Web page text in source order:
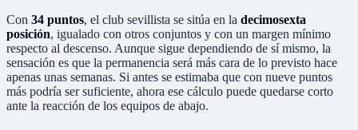
Con 34 puntos, el club sevillista se sitúa en la decimosexta
posición, igualado con otros conjuntos y con un margen mínimo
respecto al descenso. Aunque sigue dependiendo de sí mismo, la
sensación es que la permanencia será más cara de lo previsto hace
apenas unas semanas. Si antes se estimaba que con nueve puntos
más podría ser suficiente, ahora ese cálculo puede quedarse corto
ante la reacción de los equipos de abajo.